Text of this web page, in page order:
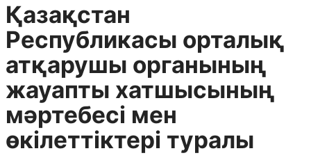
Қазақстан
Республикасы орталық
атқарушы органының
жауапты хатшысының
мәртебесі мен
өкілеттіктері туралы